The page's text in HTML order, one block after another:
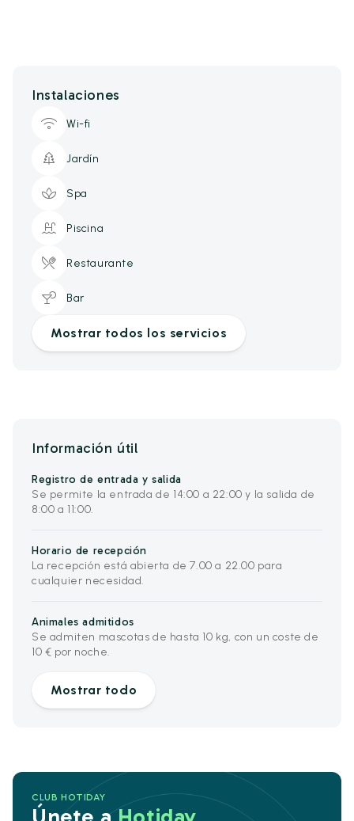
Instalaciones
Wi-fi
Jardín
Spa
Piscina
Restaurante
Bar
Mostrar todos los servicios
Información útil
Registro de entrada y salida
Se permite la entrada de 14:00 a 22:00 y la salida de
8:00 a 11:00.
Horario de recepción
La recepción está abierta de 7.00 a 22.00 para
cualquier necesidad.
Animales admitidos
Se admiten mascotas de hasta 10 kg, con un coste de
10 € por noche.
Mostrar todo
CLUB HOTIDAY